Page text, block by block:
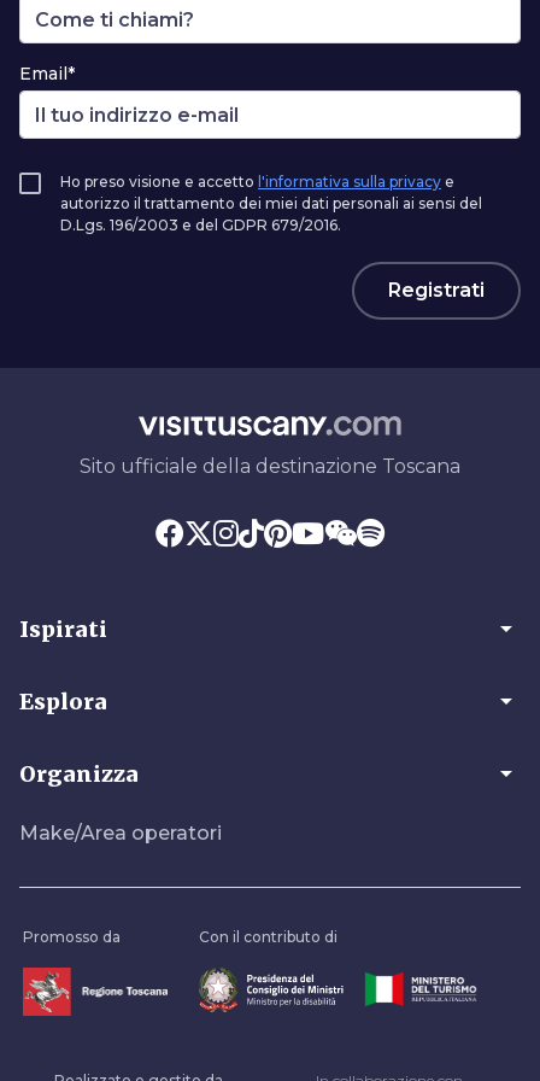
Email*
Ho preso visione e accetto l'informativa sulla privacy e
autorizzo il trattamento dei miei dati personali ai sensi del
D.Lgs. 196/2003 e del GDPR 679/2016.
Registrati
Sito ufficiale della destinazione Toscana
Ispirati arrow_drop_down
Esplora arrow_drop_down
Organizza arrow_drop_down
Make/Area operatori
Promosso da Con il contributo di